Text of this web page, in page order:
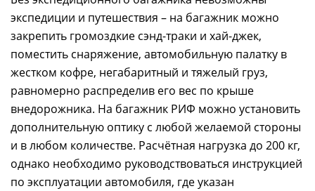
экспедиции и путешествия – на багажник можно
закрепить громоздкие сэнд-траки и хай-джек,
поместить снаряжение, автомобильную палатку в
жестком кофре, негабаритный и тяжелый груз,
равномерно распределив его вес по крыше
внедорожника. На багажник РИФ можно установить
дополнительную оптику с любой желаемой стороны
и в любом количестве. Расчётная нагрузка до 200 кг,
однако необходимо руководствоваться инструкцией
по эксплуатации автомобиля, где указан